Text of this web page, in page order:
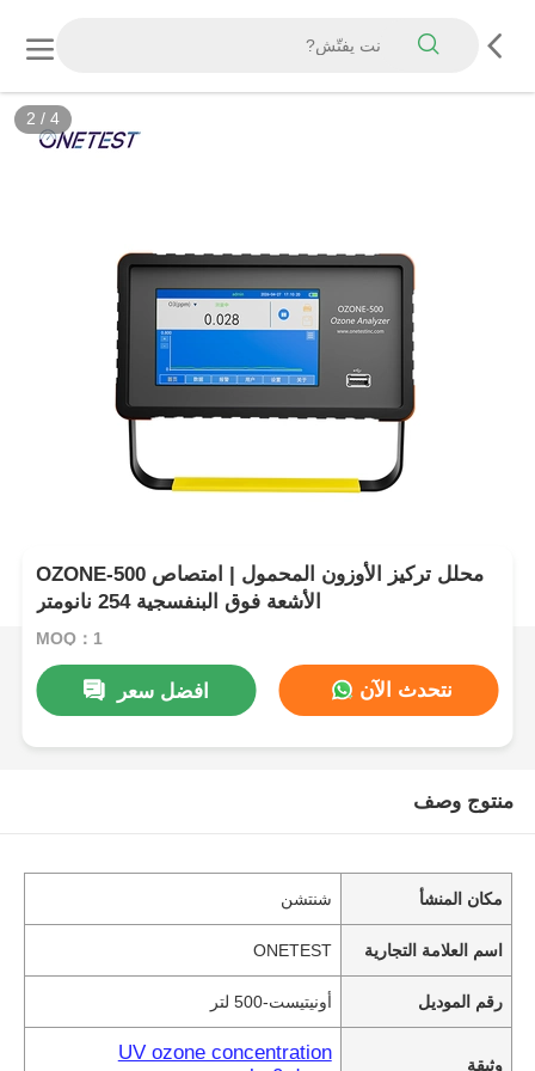
2 / 4
OZONE-500 محلل تركيز الأوزون المحمول | امتصاص
الأشعة فوق البنفسجية 254 نانومتر
MOQ：1
افضل سعر نتحدث الآن
منتوج وصف
مكان المنشأ شنتشن
اسم العلامة التجارية ONETEST
رقم الموديل أونيتيست-500 لتر
وثيقة
UV ozone concentration